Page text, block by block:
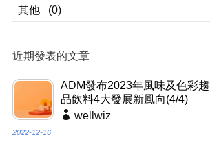
其他
(0)
近期發表的文章
ADM發布2023年風味及色彩
品飲料4大發展新風向(4/4)
wellwiz
2022-12-16